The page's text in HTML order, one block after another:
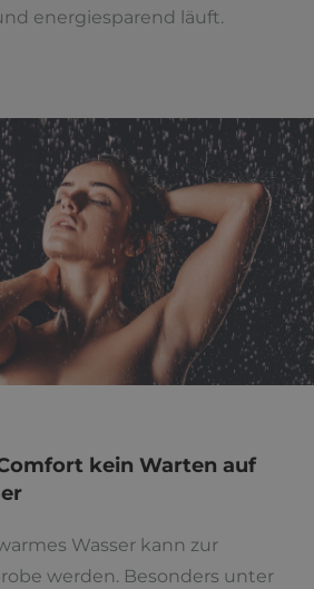
energiesparend läuft.
kein Warten auf
Wasser kann zur
werden. Besonders unter